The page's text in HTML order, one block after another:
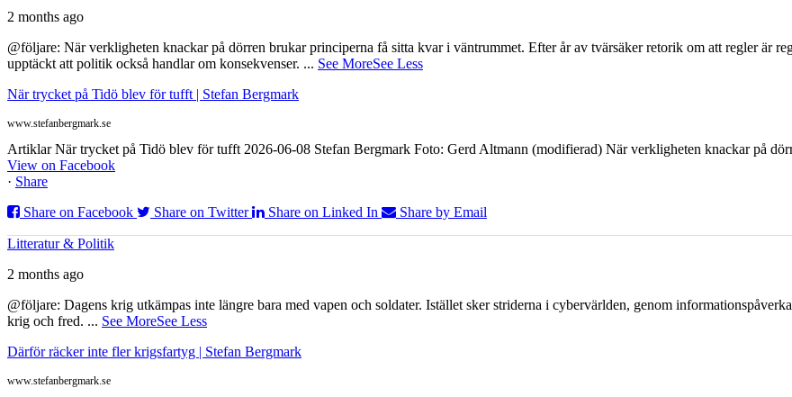
2 months ago
@följare: När verkligheten knackar på dörren brukar principerna få sitta kvar i väntrummet. Efter år av tvärsäker retorik om att regler är
upptäckt att politik också handlar om konsekvenser. ... See MoreSee Less
När trycket på Tidö blev för tufft | Stefan Bergmark
www.stefanbergmark.se
Artiklar När trycket på Tidö blev för tufft 2026-06-08 Stefan Bergmark Foto: Gerd Altmann (modifierad) När verkligheten knackar på
View on Facebook
· Share
Share on Facebook
Share on Twitter Share on Linked In Share by Email
Litteratur & Politik
2 months ago
@följare: Dagens krig utkämpas inte längre bara med vapen och soldater. Istället sker striderna i cybervärlden, genom
krig och fred. ... See MoreSee Less
Därför räcker inte fler krigsfartyg | Stefan Bergmark
www.stefanbergmark.se